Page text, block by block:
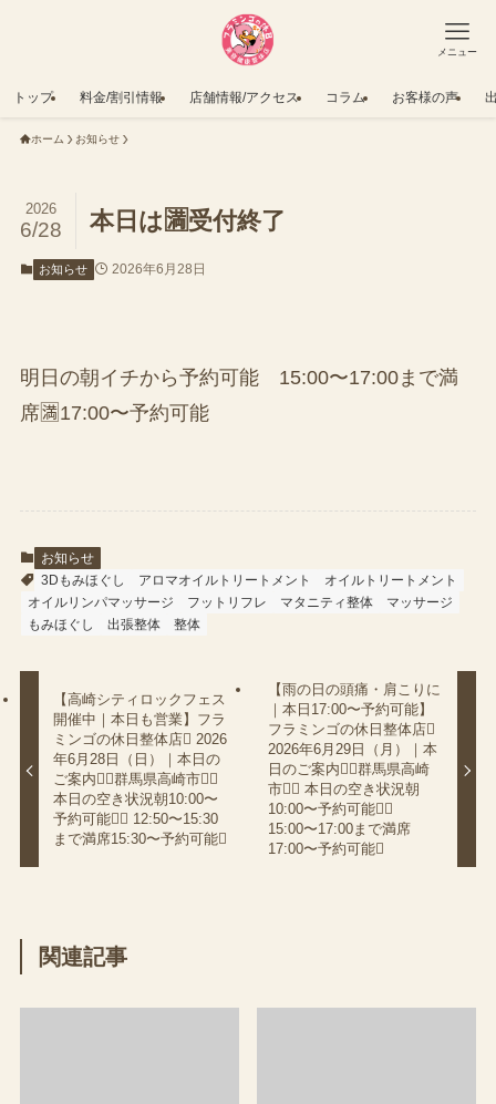
メニュー
トップ 料金/割引情報 店舗情報/アクセス コラム お客様の声
ホーム お知らせ
本日は🈵受付終了
2026
6/28
お知らせ 2026年6月28日
明日の朝イチから予約可能 15:00〜17:00まで満
席🈵17:00〜予約可能
お知らせ
3Dもみほぐし
アロマオイルトリートメント
オイルトリートメント
オイルリンパマッサージ
フットリフレ マタニティ整体
マッサージ
もみほぐし
出張整体 整体
【高崎シティロックフェス
開催中｜本日も営業】フラ
ミンゴの休日整体店 2026
年6月28日（日）｜本日の
ご案内（群馬県高崎市）
本日の空き状況朝10:00〜
予約可能 12:50〜15:30
まで満席15:30〜予約可能
【雨の日の頭痛・肩こりに
｜本日17:00〜予約可能】
フラミンゴの休日整体店
2026年6月29日（月）｜本
日のご案内（群馬県高崎
市） 本日の空き状況朝
10:00〜予約可能
15:00〜17:00まで満席
17:00〜予約可能
関連記事